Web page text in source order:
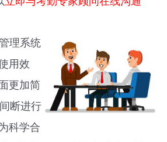
理系统
用效
更加简
断进行
科学合